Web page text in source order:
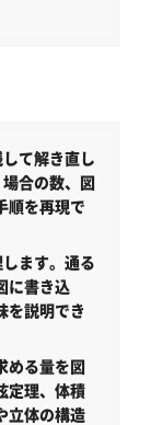
て解き直し
合の数、図
順を再現で
ます。 通る
に書き込
を説明でき
める量を図
定理、体積
立体の構造